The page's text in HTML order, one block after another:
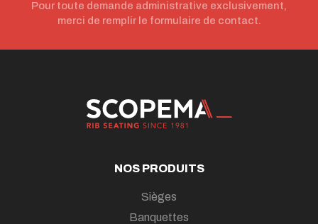
Pour toute demande administrative exclusivement,
merci de remplir le formulaire de contact.
NOS PRODUITS
Sièges
Banquettes